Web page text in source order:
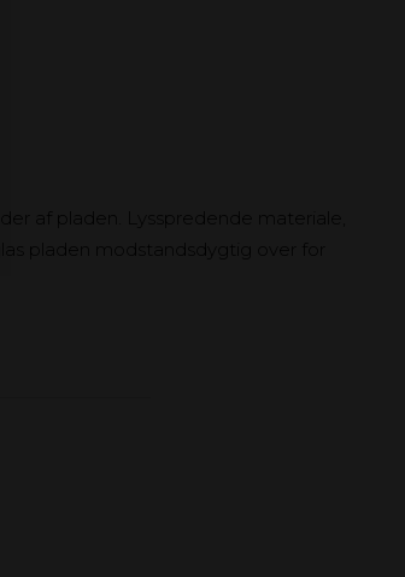
af pladen. Lysspredende materiale,
pladen modstandsdygtig over for